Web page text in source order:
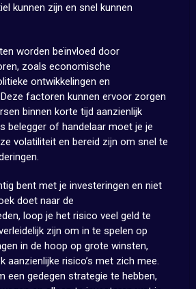
kunnen zijn en snel kunnen
worden beïnvloed door
zoals economische
ontwikkelingen en
factoren kunnen ervoor zorgen
binnen korte tijd aanzienlijk
belegger of handelaar moet je je
volatiliteit en bereid zijn om snel te
bent met je investeringen en niet
doet naar de
loop je het risico veel geld te
zijn om in te spelen op
in de hoop op grote winsten,
aanzienlijke risico’s met zich mee.
een gedegen strategie te hebben,